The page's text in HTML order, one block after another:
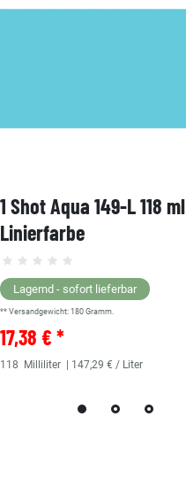
1 Shot Aqua 149-L 118 ml
Linierfarbe
Lagernd - sofort lieferbar
** Versandgewicht: 180 Gramm.
17,38 € *
118 Milliliter | 147,29 € / Liter